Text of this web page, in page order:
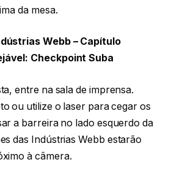
da mesa.
Webb – Capítulo
Checkpoint Suba
entre na sala de imprensa.
ou utilize o laser para cegar os
a barreira no lado esquerdo da
das Indústrias Webb estarão
à câmera.